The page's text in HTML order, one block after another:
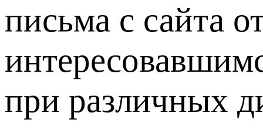
письма с сайта
при различных